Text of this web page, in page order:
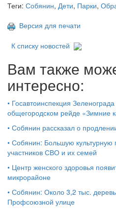
Теги: Собянин, Дети, Парки,
Версия для печати
К списку новостей
Вам также
интересно:
• Госавтоинспекция
общегородском рейде «Зимние
• Собянин рассказал о
• Собянин: Большую культурную
участников СВО и их семей
• Центр женского здоровья
микрорайоне
• Собянин: Около 3,2 тыс.
Профсоюзной улице